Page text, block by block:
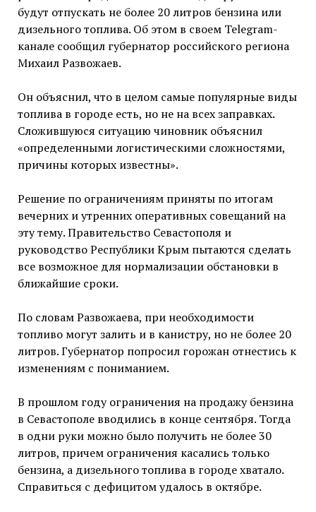
будут отпускать не более 20 литров бензина или
дизельного топлива. Об этом в своем Telegram-
канале сообщил губернатор российского региона
Михаил Развожаев.
Он объяснил, что в целом самые популярные виды
топлива в городе есть, но не на всех заправках.
Сложившуюся ситуацию чиновник объяснил
«определенными логистическими сложностями,
причины которых известны».
Решение по ограничениям приняты по итогам
вечерних и утренних оперативных совещаний на
эту тему. Правительство Севастополя и
руководство Республики Крым пытаются сделать
все возможное для нормализации обстановки в
ближайшие сроки.
По словам Развожаева, при необходимости
топливо могут залить и в канистру, но не более 20
литров. Губернатор попросил горожан отнестись к
изменениям с пониманием.
В прошлом году ограничения на продажу бензина
в Севастополе вводились в конце сентября. Тогда
в одни руки можно было получить не более 30
литров, причем ограничения касались только
бензина, а дизельного топлива в городе хватало.
Справиться с дефицитом удалось в октябре.